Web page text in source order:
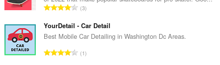
Σ
ν
ο
ο
3
YourDetail - Car Detail
Best Mobile Car Detailing in Washington Dc Areas.
Σ1